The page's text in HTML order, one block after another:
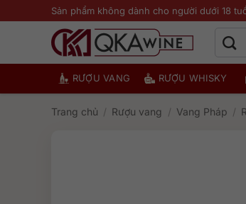
qua
Sản phẩm không dành cho người dưới 18
RƯỢU VANG RƯỢU WHISKY
Trang chủ / Rượu vang / Vang Pháp /